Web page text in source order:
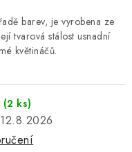
barev, je vyrobena ze
tvarová stálost usnadní
květináčů.
(2 ks)
12.8.2026